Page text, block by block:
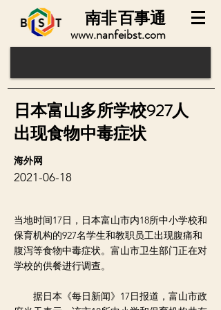
www.nanfeibst.com
百事通
南非
当地时间17日，日本富山市内18所中小学校和
保育机构的927名学生和教职员工出现腹痛和
腹泻等食物中毒症状。富山市卫生部门正在对
学校的供餐进行调查。
据日本《每日新闻》17日报道，富山市政
海外网
2021-06-18
日本富山多所学校927人
出现食物中毒症状